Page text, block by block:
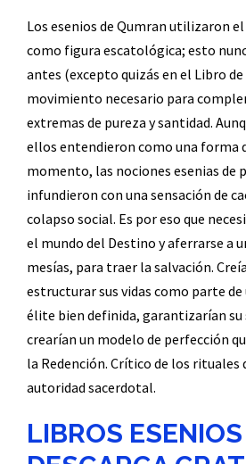
Los esenios de Qumran utilizaron
como figura escatológica; esto
antes (excepto quizás en el Libro
movimiento necesario para
extremas de pureza y santidad.
ellos entendieron como una forma
momento, las nociones esenias de
infundieron con una sensación de
colapso social. Es por eso que
el mundo del Destino y aferrarse a
mesías, para traer la salvación.
estructurar sus vidas como parte de
élite bien definida, garantizarían su
crearían un modelo de perfección
la Redención. Crítico de los rituales
autoridad sacerdotal.
LIBROS